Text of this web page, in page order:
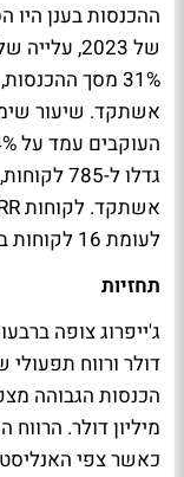
אשתקד. שיעור
לעומת 16 לקוחות בתקופה המקבילה אשתקד.
תחזיות
כאשר צפי האנליסטים